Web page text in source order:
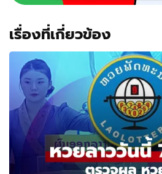
เรื่องที่เกี่ยวข้อง